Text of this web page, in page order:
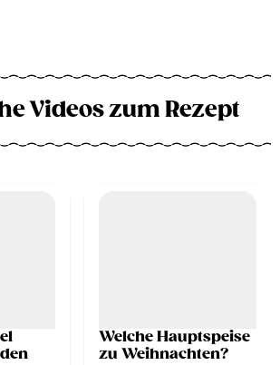
Videos zum Rezept
Welche Hauptspeise
zu Weihnachten?